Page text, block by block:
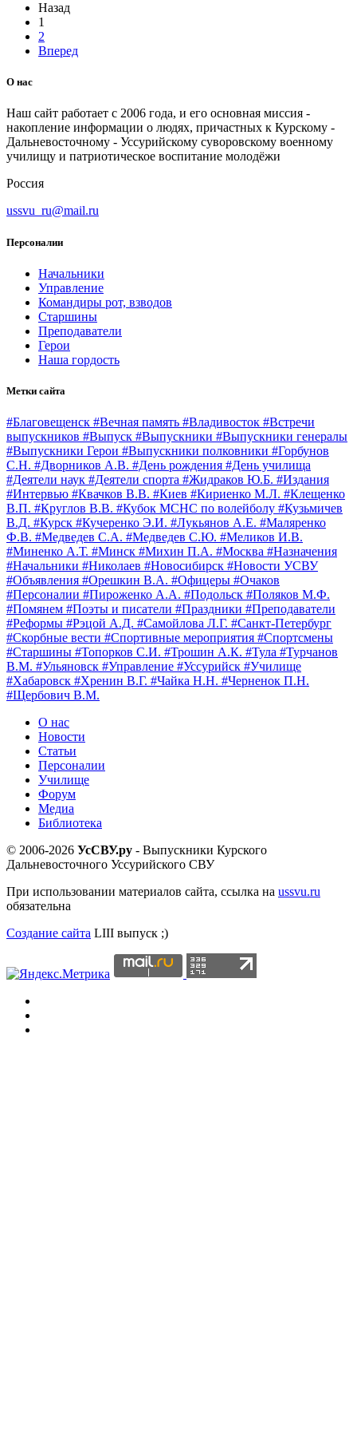
Назад
1
2
Вперед
О нас
Наш сайт работает с 2006 года, и его основная миссия -
накопление информации о людях, причастных к Курскому -
Дальневосточному - Уссурийскому суворовскому военному
училищу и патриотическое воспитание молодёжи
Россия
ussvu_ru@mail.ru
Персоналии
Начальники
Управление
Командиры рот, взводов
Старшины
Преподаватели
Герои
Наша гордость
Метки сайта
#Благовещенск #Вечная память #Владивосток #Встречи
выпускников #Выпуск #Выпускники #Выпускники генералы
#Выпускники Герои #Выпускники полковники #Горбунов
С.Н. #Дворников А.В. #День рождения #День училища
#Деятели наук #Деятели спорта #Жидраков Ю.Б. #Издания
#Интервью #Квачков В.В. #Киев #Кириенко М.Л. #Клещенко
В.П. #Круглов В.В. #Кубок МСНС по волейболу #Кузьмичев
В.Д. #Курск #Кучеренко Э.И. #Лукьянов А.Е. #Маляренко
Ф.В. #Медведев С.А. #Медведев С.Ю. #Меликов И.В.
#Миненко А.Т. #Минск #Михин П.А. #Москва #Назначения
#Начальники #Николаев #Новосибирск #Новости УСВУ
#Объявления #Орешкин В.А. #Офицеры #Очаков
#Персоналии #Пироженко А.А. #Подольск #Поляков М.Ф.
#Помянем #Поэты и писатели #Праздники #Преподаватели
#Реформы #Рэцой А.Д. #Самойлова Л.Г. #Санкт-Петербург
#Скорбные вести #Спортивные мероприятия #Спортсмены
#Старшины #Топорков С.И. #Трошин А.К. #Тула #Турчанов
В.М. #Ульяновск #Управление #Уссурийск #Училище
#Хабаровск #Хренин В.Г. #Чайка Н.Н. #Черненок П.Н.
#Щербович В.М.
О нас
Новости
Статьи
Персоналии
Училище
Форум
Медиа
Библиотека
© 2006-2026 УсСВУ.ру - Выпускники Курского
Дальневосточного Уссурийского СВУ
При использовании материалов сайта, ссылка на ussvu.ru
обязательна
Создание сайта LIII выпуск ;)